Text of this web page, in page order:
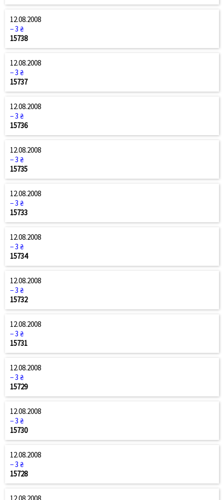
12.08.2008
− 3 ₴
15738
12.08.2008
− 3 ₴
15737
12.08.2008
− 3 ₴
15736
12.08.2008
− 3 ₴
15735
12.08.2008
− 3 ₴
15733
12.08.2008
− 3 ₴
15734
12.08.2008
− 3 ₴
15732
12.08.2008
− 3 ₴
15731
12.08.2008
− 3 ₴
15729
12.08.2008
− 3 ₴
15730
12.08.2008
− 3 ₴
15728